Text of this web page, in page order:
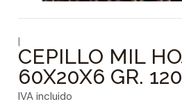
|
CEPILLO MIL
60X20X6 GR.
IVA incluido